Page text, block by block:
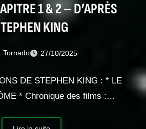
1 & 2 – D’APRÈS
KING
Tornado 27/10/2025
DE STEPHEN KING : * LE
* Chronique des films :…